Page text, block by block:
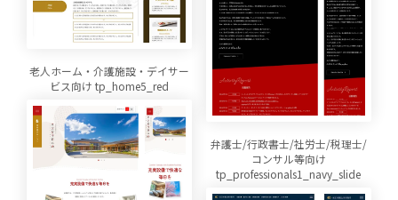
老人ホーム・介護施設・デイサー
ビス向け tp_home5_red
弁護士/行政書士/社労士/税理士/
コンサル等向け
tp_professionals1_navy_slide